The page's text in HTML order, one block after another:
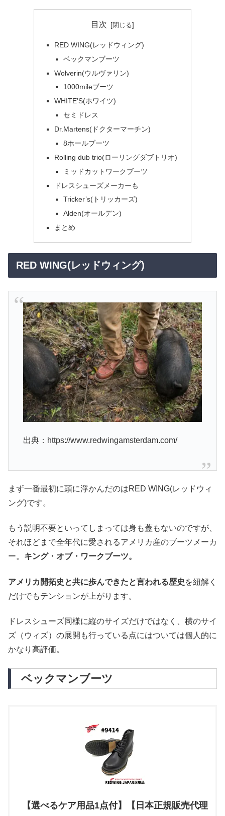
目次
RED WING(レッドウィング)
ベックマンブーツ
Wolverin(ウルヴァリン)
1000mileブーツ
WHITE’S(ホワイツ)
セミドレス
Dr.Martens(ドクターマーチン)
8ホールブーツ
Rolling dub trio(ローリングダブトリオ)
ミッドカットワークブーツ
ドレスシューズメーカーも
Tricker’s(トリッカーズ)
Alden(オールデン)
まとめ
RED WING(レッドウィング)
出典：https://www.redwingamsterdam.com/
まず一番最初に頭に浮かんだのはRED WING(レッドウィ
ング)です。
もう説明不要といってしまっては身も蓋もないのですが、
それほどまで全年代に愛されるアメリカ産のブーツメーカ
ー。 キング・オブ・ワークブーツ。
アメリカ開拓史と共に歩んできたと言われる歴史 を紐解く
だけでもテンションが上がります。
ドレスシューズ同様に縦のサイズだけではなく、横のサイ
ズ（ウィズ）の展開も行っている点にはついては個人的に
かなり高評価。
ベックマンブーツ
【選べるケア用品1点付】【日本正規販売代理